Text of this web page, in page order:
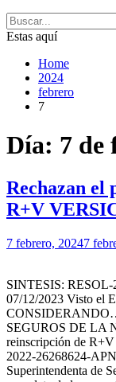
Estas aquí
Home
2024
febrero
7
Día: 7 de
Rechazan el
R+V
7 febrero, 20247
SINTESIS: RESOL-
07/12/2023 Visto el
SEGUROS DE LA
reinscripción de
2022-26268624-
Superintendenta de